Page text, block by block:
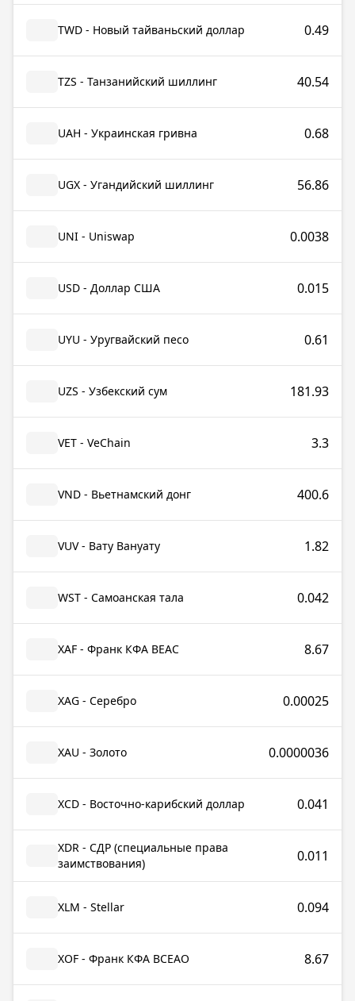
TWD - Новый тайваньский доллар 0.49
TZS - Танзанийский шиллинг 40.54
UAH - Украинская гривна 0.68
UGX - Угандийский шиллинг 56.86
UNI - Uniswap 0.0038
USD - Доллар США 0.015
UYU - Уругвайский песо 0.61
UZS - Узбекский сум 181.93
VET - VeChain 3.3
VND - Вьетнамский донг 400.6
VUV - Вату Вануату 1.82
WST - Самоанская тала 0.042
XAF - Франк КФА BEAC 8.67
XAG - Серебро 0.00025
XAU - Золото 0.0000036
XCD - Восточно-карибский доллар 0.041
XDR - СДР (специальные права
заимствования)
0.011
XLM - Stellar 0.094
XOF - Франк КФА ВСЕАО 8.67